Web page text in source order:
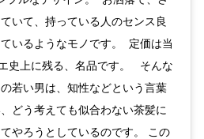
いて、持っている人のセンス良
いるようなモノです。 定価は当
史上に残る、名品です。 そんな
若い男は、知性などという言葉
どう考えても似合わない茶髪に
やろうとしているのです。 この